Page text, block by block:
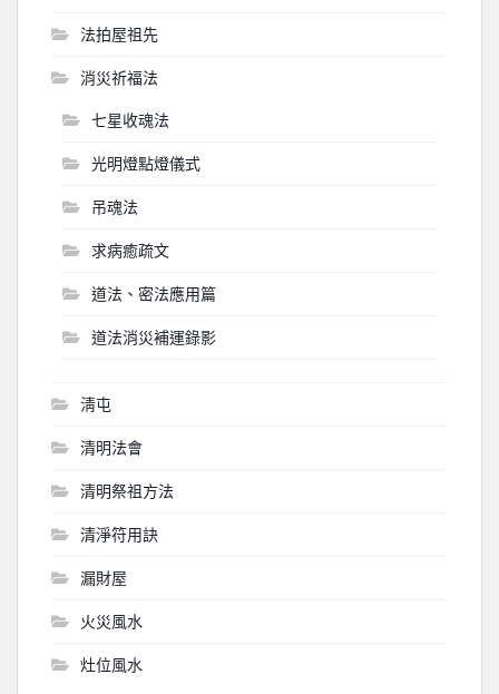
法拍屋祖先
消災祈福法
七星收魂法
光明燈點燈儀式
吊魂法
求病癒疏文
道法、密法應用篇
道法消災補運錄影
淸屯
清明法會
清明祭祖方法
清淨符用訣
漏財屋
火災風水
灶位風水